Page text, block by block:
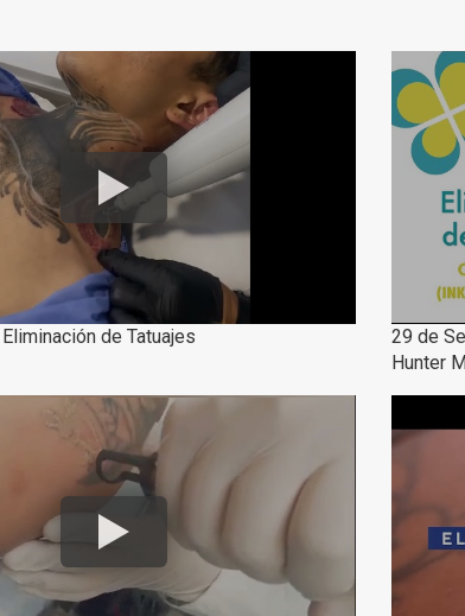
de Tatuajes
29 de
Hunter